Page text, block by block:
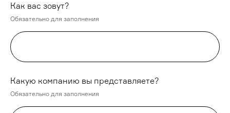
Как вас зовут?
Обязательно для заполнения
Какую компанию вы представляете?
Обязательно для заполнения